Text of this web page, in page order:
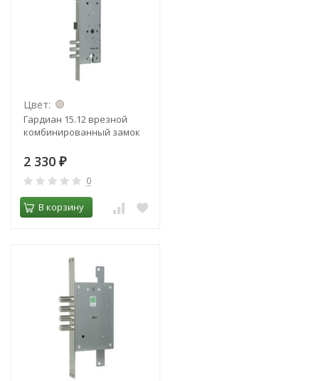
Цвет:
Гардиан 15.12 врезной
комбинированный замок
2 330 ₽
0
В корзину